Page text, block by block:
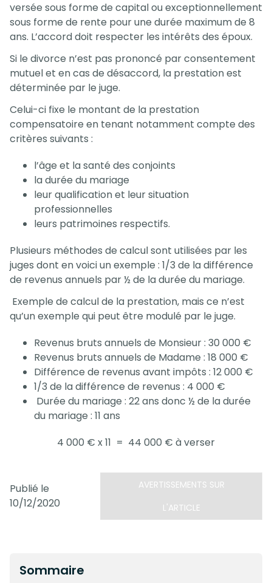
versée sous forme de capital ou exceptionnellement
sous forme de rente pour une durée maximum de 8
ans. L’accord doit respecter les intérêts des époux.
Si le divorce n’est pas prononcé par consentement
mutuel et en cas de désaccord, la prestation est
déterminée par le juge.
Celui-ci fixe le montant de la prestation
compensatoire en tenant notamment compte des
critères suivants :
l’âge et la santé des conjoints
la durée du mariage
leur qualification et leur situation
professionnelles
leurs patrimoines respectifs.
Plusieurs méthodes de calcul sont utilisées par les
juges dont en voici un exemple : 1/3 de la différence
de revenus annuels par ½ de la durée du mariage.
Exemple de calcul de la prestation, mais ce n’est
qu’un exemple qui peut être modulé par le juge.
Revenus bruts annuels de Monsieur : 30 000 €
Revenus bruts annuels de Madame : 18 000 €
Différence de revenus avant impôts : 12 000 €
1/3 de la différence de revenus : 4 000 €
Durée du mariage : 22 ans donc ½ de la durée
du mariage : 11 ans
4 000 € x 11 = 44 000 € à verser
Publié le
10/12/2020
AVERTISSEMENTS SUR
L'ARTICLE
Sommaire